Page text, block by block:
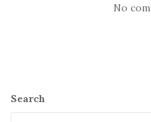
No
Search